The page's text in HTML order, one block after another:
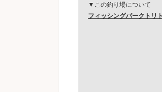
▼この釣り場について
フィッシングパークトリ